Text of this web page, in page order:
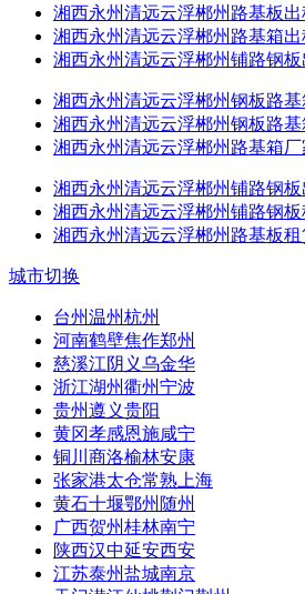
湘西永州清远云浮郴州路基板出
湘西永州清远云浮郴州路基箱出
湘西永州清远云浮郴州铺路钢板
湘西永州清远云浮郴州钢板路基
湘西永州清远云浮郴州钢板路基
湘西永州清远云浮郴州路基箱厂
湘西永州清远云浮郴州铺路钢板
湘西永州清远云浮郴州铺路钢
湘西永州清远云浮郴州路基板租
城市切换
台州温州杭州
河南鹤壁焦作郑州
慈溪江阴义乌金华
浙江湖州衢州宁波
贵州遵义贵阳
黄冈孝感恩施咸宁
铜川商洛榆林安康
张家港太仓常熟上海
黄石十堰鄂州随州
广西贺州桂林南宁
陕西汉中延安西安
江苏泰州盐城南京